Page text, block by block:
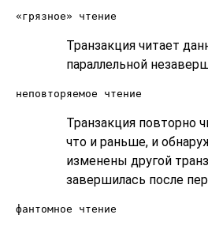
«грязное» чтение
Транзакция читает
параллельной
неповторяемое чтение
Транзакция повторно
что и раньше, и
изменены другой
завершилась после
фантомное чтение